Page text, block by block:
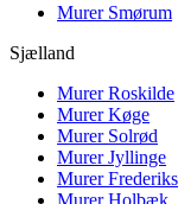
Murer Smørum
Sjælland
MurerRoskilde
MurerKøge
Murer Solrød
MurerJyllinge
Murer
MurerHolbæk